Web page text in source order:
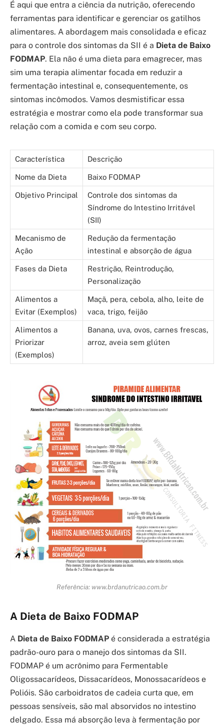
É aqui que entra a ciência da nutrição, oferecendo
ferramentas para identificar e gerenciar os gatilhos
alimentares. A abordagem mais consolidada e eficaz
para o controle dos sintomas da SII é a Dieta de Baixo
FODMAP. Ela não é uma dieta para emagrecer, mas
sim uma terapia alimentar focada em reduzir a
fermentação intestinal e, consequentemente, os
sintomas incômodos. Vamos desmistificar essa
estratégia e mostrar como ela pode transformar sua
relação com a comida e com seu corpo.
Característica Descrição
Nome da Dieta Baixo FODMAP
Objetivo Principal
Controle dos sintomas da
Síndrome do Intestino Irritável
(SII)
Mecanismo de
Ação
Redução da fermentação
intestinal e absorção de água
Fases da Dieta
Restrição, Reintrodução,
Personalização
Alimentos a
Evitar (Exemplos)
Maçã, pera, cebola, alho, leite de
vaca, trigo, feijão
Alimentos a
Priorizar
(Exemplos)
Banana, uva, ovos, carnes frescas,
arroz, aveia sem glúten
Referência: www.brdanutricao.com.br
A Dieta de Baixo FODMAP
A Dieta de Baixo FODMAP é considerada a estratégia
padrão-ouro para o manejo dos sintomas da SII.
FODMAP é um acrônimo para Fermentable
Oligossacarídeos, Dissacarídeos, Monossacarídeos e
Polióis. São carboidratos de cadeia curta que, em
pessoas sensíveis, são mal absorvidos no intestino
delgado. Essa má absorção leva à fermentação por